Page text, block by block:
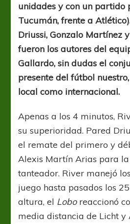
unidades y con un partido
Tucumán, frente a
Driussi, Gonzalo Martínez
fueron los autores del
Gallardo, sin dudas el
presente del fútbol
local como internacional.
Apenas a los 4 minutos,
su superioridad. Pared
el remate del primero y
Alexis Martín Arias para
tanteador. River manejó
juego hasta pasados los
altura, el Loboreaccionó
media distancia de Licht y